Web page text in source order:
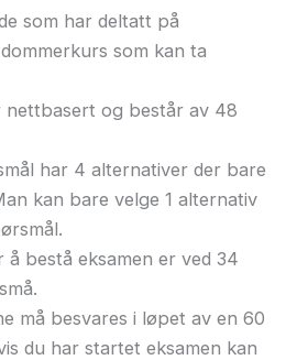
som har deltatt på
som kan ta
nettbasert og består av 48
har 4 alternativer der bare
kan bare velge 1 alternativ
å bestå eksamen er ved 34
må besvares i løpet av en 60
du har startet eksamen kan